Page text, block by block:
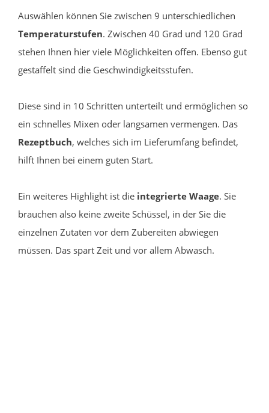
Auswählen können Sie zwischen 9 unterschiedlichen
Temperaturstufen. Zwischen 40 Grad und 120 Grad
stehen Ihnen hier viele Möglichkeiten offen. Ebenso gut
gestaffelt sind die Geschwindigkeitsstufen.
Diese sind in 10 Schritten unterteilt und ermöglichen so
ein schnelles Mixen oder langsamen vermengen. Das
Rezeptbuch, welches sich im Lieferumfang befindet,
hilft Ihnen bei einem guten Start.
Ein weiteres Highlight ist die integrierte Waage. Sie
brauchen also keine zweite Schüssel, in der Sie die
einzelnen Zutaten vor dem Zubereiten abwiegen
müssen. Das spart Zeit und vor allem Abwasch.